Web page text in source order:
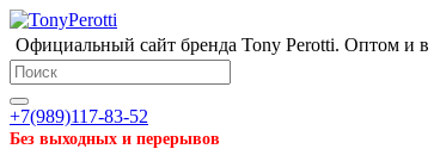
Официальный сайт бренда Tony Perotti. Оптом и
+7(989)117-83-52
Без выходных и перерывов